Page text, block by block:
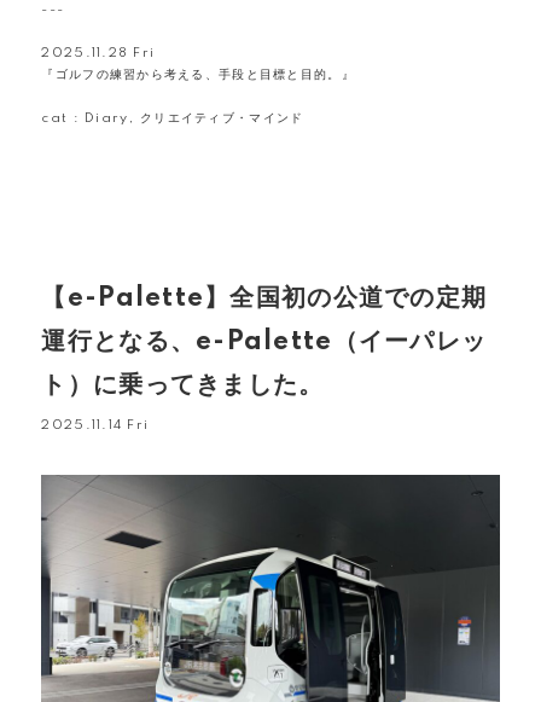
---
2025.11.28 Fri
『ゴルフの練習から考える、手段と目標と目的。』
cat : Diary , クリエイティブ・マインド
【e-Palette】全国初の公道での定期
運行となる、e-Palette（イーパレッ
ト）に乗ってきました。
2025.11.14 Fri